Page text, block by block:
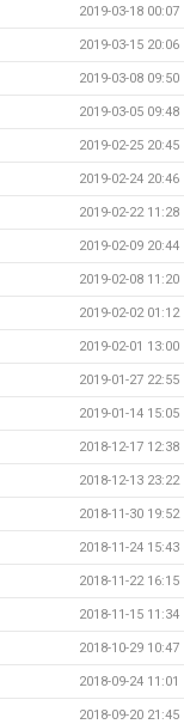
2019-03-18 00:07
2019-03-15 20:06
2019-03-08 09:50
2019-03-05 09:48
2019-02-25 20:45
2019-02-24 20:46
2019-02-22 11:28
2019-02-09 20:44
2019-02-08 11:20
2019-02-02 01:12
2019-02-01 13:00
2019-01-27 22:55
2019-01-14 15:05
2018-12-17 12:38
2018-12-13 23:22
2018-11-30 19:52
2018-11-24 15:43
2018-11-22 16:15
2018-11-15 11:34
2018-10-29 10:47
2018-09-24 11:01
2018-09-20 21:45